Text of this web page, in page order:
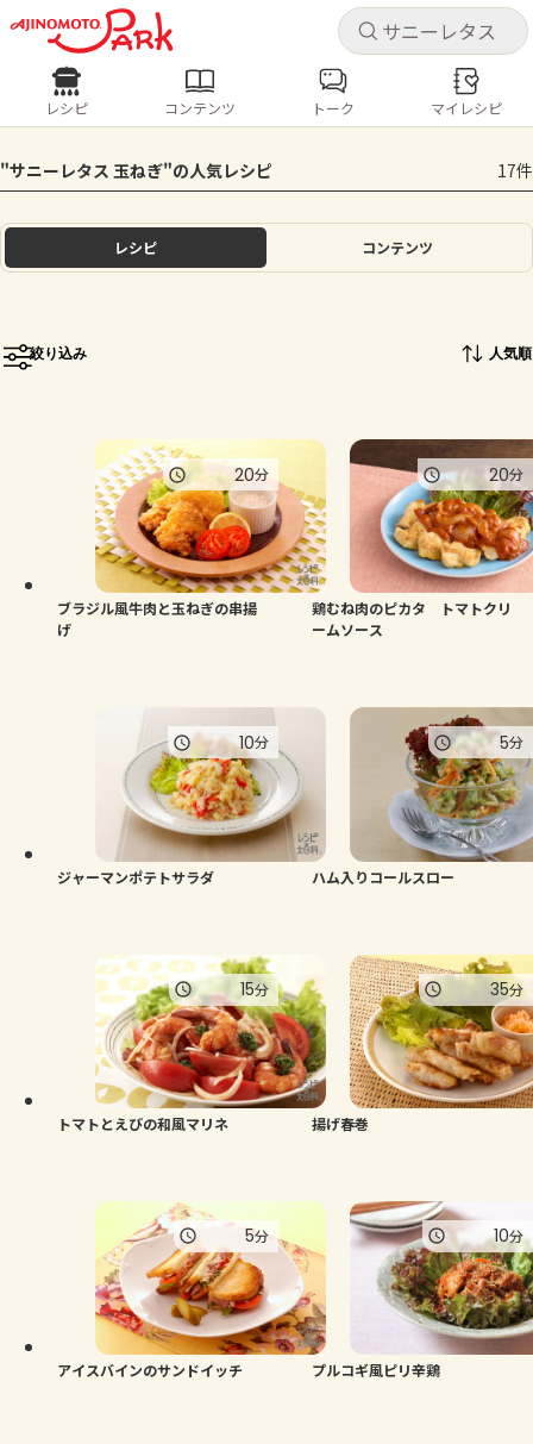
キャ
ログインするとレシピを保存できます
ログイン
ホーム
トーク
よくあるお問い合わせ
お買い物
キャ
レシピ コンテンツ
人気の食材・レシピ
きゅうり なす トマト とうもろこし
ピーマン
レシピ コンテンツ トーク マイレシピ
"サニーレタス 玉ねぎ"の人気レシピ 17件
レシピ コンテンツ
絞り込み 人気順
ブラジル風牛肉と玉ねぎの串揚
げ
20分
鶏むね肉のピカタ トマトクリ
ームソース
20分
ジャーマンポテトサラダ
10分
ハム入りコールスロー
5分
トマトとえびの和風マリネ
15分
揚げ春巻
35分
アイスバインのサンドイッチ
5分
プルコギ風ピリ辛鶏
10分